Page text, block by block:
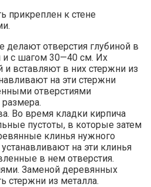
прикреплен к стене
делают отверстия глубиной в
и с шагом 30—40 см. Их
и вставляют в них стержни из
на эти стержни
отверстиями
Во время кладки кирпича
пустоты, в которые затем
клинья нужного
на эти клинья
в нем отверстия.
Заменой деревянных
стержни из металла.